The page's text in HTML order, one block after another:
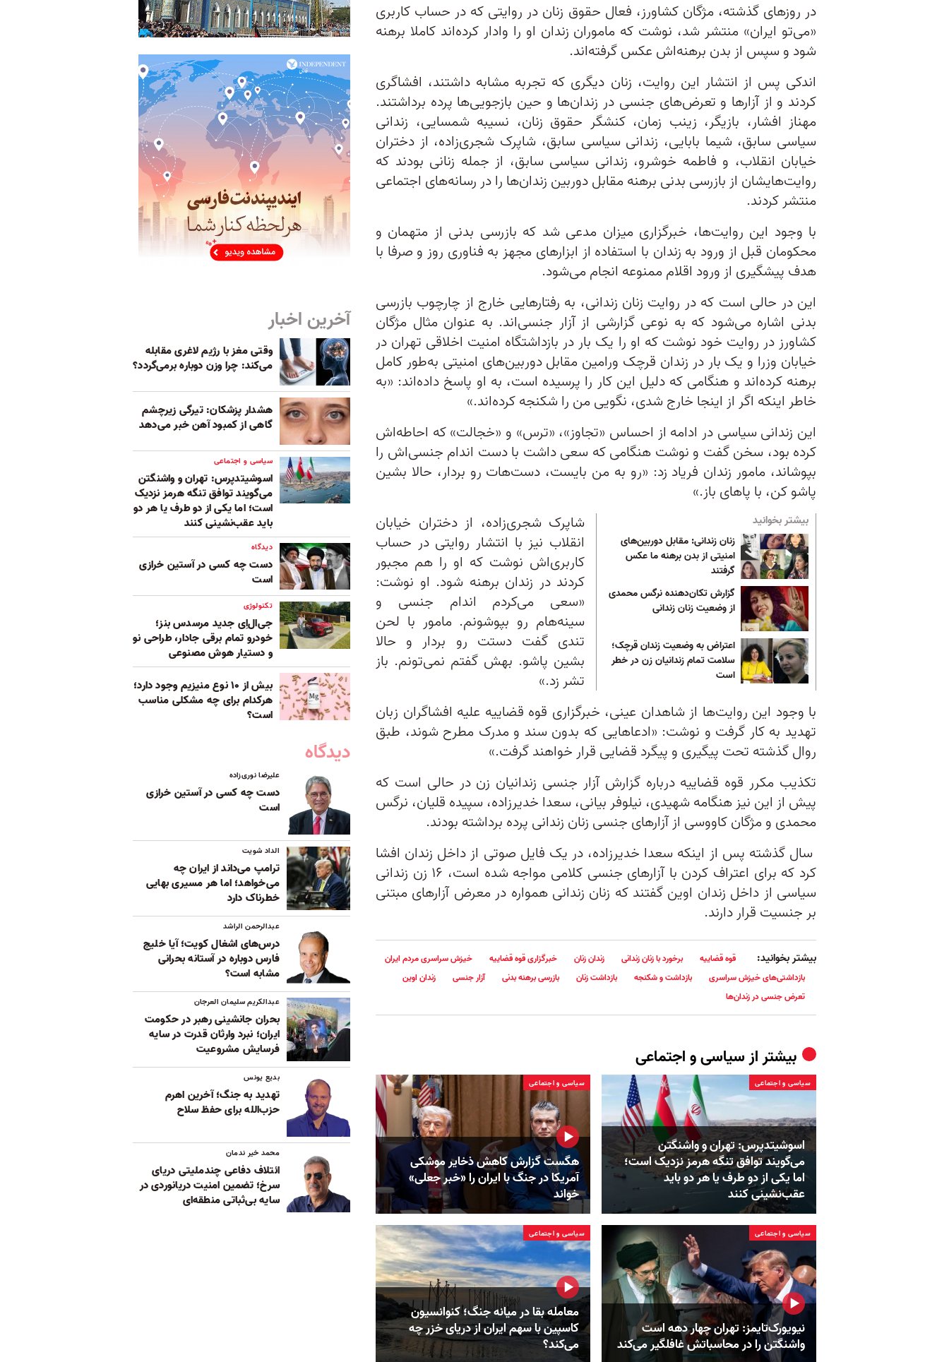
در روزهای گذشته، مژگان کشاورز، فعال حقوق زنان در روایتی که در حساب کاربری
«می‌تو ایران» منتشر شد، نوشت که ماموران زندان او را وادار کرده‌اند کاملا برهنه
شود و سپس از بدن برهنه‌اش عکس گرفته‌اند.
اندکی پس از انتشار این روایت، زنان دیگری که تجربه مشابه داشتند، افشاگری
کردند و از آزارها و تعرض‌های جنسی در زندان‌ها و حین بازجویی‌ها پرده برداشتند.
مهناز افشار، بازیگر، زینب زمان، کنشگر حقوق زنان، نسیبه شمسایی، زندانی
سیاسی سابق، شیما بابایی، زندانی سیاسی سابق، شاپرک شجری‌زاده، از دختران
خیابان انقلاب، و فاطمه خوشرو، زندانی سیاسی سابق، از جمله زنانی بودند که
روایت‌هایشان از بازرسی بدنی برهنه مقابل دوربین‌ زندان‌ها را در رسانه‌های اجتماعی
منتشر کردند.
با وجود این روایت‌ها، خبرگزاری میزان مدعی شد که بازرسی بدنی از متهمان و
محکومان قبل از ورود به زندان با استفاده از ابزارهای مجهز به فناوری روز و صرفا با
هدف پیشگیری از ورود اقلام ممنوعه انجام می‌شود.
این در حالی است که در روایت زنان زندانی، به رفتارهایی خارج از چارچوب بازرسی
بدنی اشاره می‌شود که به نوعی گزارشی از آزار جنسی‌اند. به عنوان مثال مژگان
کشاورز در روایت خود نوشت که او را یک بار در بازداشتگاه امنیت اخلاقی تهران در
خیابان وزرا و یک بار در زندان قرچک ورامین مقابل دوربین‌های امنیتی به‌طور کامل
برهنه کرده‌اند و هنگامی‌ که دلیل این کار را پرسیده است، به او پاسخ داده‌اند: «به
خاطر اینکه اگر از اینجا خارج شدی، نگویی من را شکنجه کرده‌اند.»
این زندانی سیاسی در ادامه از احساس «تجاوز»، «ترس» و «خجالت» که احاطه‌اش
کرده بود، سخن گفت و نوشت هنگامی‌ که سعی داشت با دست اندام جنسی‌اش را
بپوشاند، مامور زندان فریاد زد: «رو به من بایست، دست‌هات رو بردار، حالا بشین
پاشو کن، با پاهای باز.»
بیشتر بخوانید
زنان زندانی: مقابل دوربین‌های
امنیتی از بدن برهنه‌ ما عکس
گرفتند
گزارش تکان‌دهنده نرگس محمدی
از وضعیت زنان زندانی
اعتراض به وضعیت زندان قرچک؛
سلامت تمام زندانیان زن در خطر
است
شاپرک شجری‌زاده، از دختران خیابان
انقلاب نیز با انتشار روایتی در حساب
کاربری‌اش نوشت که او را هم مجبور
کردند در زندان برهنه شود. او نوشت:
«سعی می‌کردم اندام جنسی و
سینه‌هام رو بپوشونم. مامور با لحن
تندی گفت دستت رو بردار و حالا
بشین پاشو. بهش گفتم نمی‌تونم. باز
تشر زد.»
با وجود این روایت‌ها از شاهدان عینی، خبرگزاری قوه قضاییه علیه افشاگران زبان
تهدید به کار گرفت و نوشت: «ادعا‌هایی که بدون سند و مدرک مطرح شوند، طبق
روال گذشته تحت پیگیری و پیگرد قضایی قرار خواهند گرفت.»
تکذیب مکرر قوه قضاییه درباره گزارش‌ آزار جنسی زندانیان زن در حالی است که
پیش‌ از این نیز هنگامه شهیدی، نیلوفر بیانی، سعدا خدیرزاده، سپیده قلیان، نرگس
محمدی و مژگان کاووسی از آزارهای جنسی زنان زندانی پرده برداشته بودند.
سال‌ گذشته پس از اینکه سعدا خدیرزاده، در یک فایل صوتی از داخل زندان افشا
کرد که برای اعتراف‌ کردن با آزارهای جنسی کلامی مواجه شده است، ۱۶ زن زندانی
سیاسی از داخل زندان اوین گفتند که زنان زندانی همواره در معرض آزارهای مبتنی
بر جنسیت قرار دارند.
بیشتر بخوانید: قوه قضاییه برخورد با زنان زندانی زندان زنان خبرگزاری قوه قضاییه
خیزش سراسری مردم ایران
بازداشتی‌های خیزش سراسری
بازداشت و شکنجه بازداشت زنان بازرسی برهنه بدنی آزار جنسی
زندان اوین
تعرض جنسی در زندان‌ها
بیشتر ازسیاسی و اجتماعی
سیاسی و اجتماعی
اسوشیتدپرس: تهران و واشنگتن
می‌گویند توافق تنگه هرمز نزدیک است؛
اما یکی از دو طرف یا هر دو باید
عقب‌نشینی کنند
سیاسی و اجتماعی
هگست گزارش کاهش ذخایر موشکی
آمریکا در جنگ با ایران را «خبر جعلی»
خواند
سیاسی و اجتماعی
نیویورک‌تایمز: تهران چهار دهه است
واشنگتن را در محاسباتش غافلگیر می‌کند
سیاسی و اجتماعی
معامله بقا در میانه جنگ؛ کنوانسیون
کاسپین با سهم ایران از دریای خزر چه
می‌کند؟
آخرین اخبار
وقتی مغز با رژیم لاغری مقابله
می‌کند: چرا وزن دوباره برمی‌گردد؟
هشدار پزشکان: تیرگی زیرچشم
گاهی از کمبود آهن خبر می‌دهد
سیاسی و اجتماعی
اسوشیتدپرس: تهران و واشنگتن
می‌گویند توافق تنگه هرمز نزدیک
است؛ اما یکی از دو طرف یا هر دو
باید عقب‌نشینی کنند
دیدگاه
دست چه کسی در آستین خرازی
است
تکنولوژی
جی‌ال‌اِی جدید مرسدس بنز؛
خودرو تمام برقی جادار، طراحی نو
و دستیار هوش مصنوعی
بیش از ۱۰ نوع منیزیم وجود دارد؛
هر‌کدام برای چه مشکلی مناسب‌
است؟
دیدگاه
علیرضا نوری‌زاده
دست چه کسی در آستین خرازی
است
الداد شویت
ترامپ می‌داند از ایران چه
می‌خواهد؛ اما هر مسیری بهایی
خطرناک دارد
عبدالرحمن الراشد
درس‌های اشغال کویت؛ آیا خلیج
فارس دوباره در آستانه بحرانی
مشابه است؟
عبدالکریم سلیمان العرجان
بحران جانشینی رهبر در حکومت
ایران؛ نبرد وارثان قدرت در سایه
فرسایش مشروعیت
بدیع یونس
تهدید به جنگ؛ آخرین اهرم
حزب‌الله برای حفظ سلاح
محمد خیر ندمان
ائتلاف دفاعی چندملیتی دریای
سرخ؛ تضمین امنیت دریانوردی در
سایه بی‌ثباتی‌ منطقه‌ای